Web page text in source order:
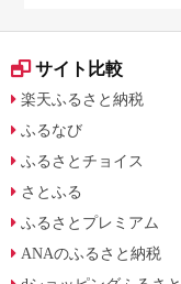
サイト比較
楽天ふるさと納税
ふるなび
ふるさとチョイス
さとふる
ふるさとプレミアム
ANAのふるさと納税